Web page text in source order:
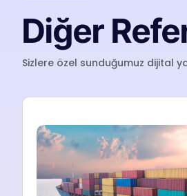
Diğer
Sizlere özel sunduğumuz dijital